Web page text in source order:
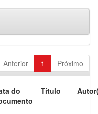
Anterior 1 Próximo
do
Título